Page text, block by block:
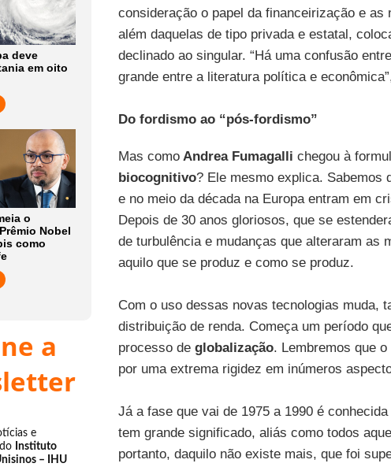
deve
em oito
o
Nobel
como
a
e
Instituto
– IHU
consideração o papel da financeirização e
além daquelas de tipo privada e estatal,
declinado ao singular. “Há uma confusão
grande entre a literatura política e
Do fordismo ao “pós-fordismo”
Mas comoAndrea Fumagalli chegou à
biocognitivo? Ele mesmo explica. Sabemos
e no meio da década na Europa entram em
Depois de 30 anos gloriosos, que se
de turbulência e mudanças que alteraram as
aquilo que se produz e como se produz.
Com o uso dessas novas tecnologias muda,
distribuição de renda. Começa um período
processo de globalização. Lembremos que
por uma extrema rigidez em inúmeros
Já a fase que vai de 1975 a 1990 é
tem grande significado, aliás como todos
portanto, daquilo não existe mais, que foi